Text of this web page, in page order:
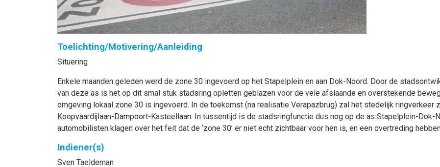
Toelichting/Motivering/Aanleiding
Situering
Enkele maanden geleden werd de zone 30 ingevoerd op het Stapelplein en aan Dok-Noord. Door de
van deze as is het op dit smal stuk stadsring opletten geblazen voor de vele afslaande en overstekende
omgeving lokaal zone 30 is ingevoerd. In de toekomst (na realisatie Verapazbrug) zal het stedelijk ringverkeer
Koopvaardijlaan-Dampoort-Kasteellaan. In tussentijd is de stadsringfunctie dus nog op de as Stapelplein-
automobilisten klagen over het feit dat de ‘zone 30’ er niet echt zichtbaar voor hen is, en een overtreding
Indiener(s)
Sven Taeldeman